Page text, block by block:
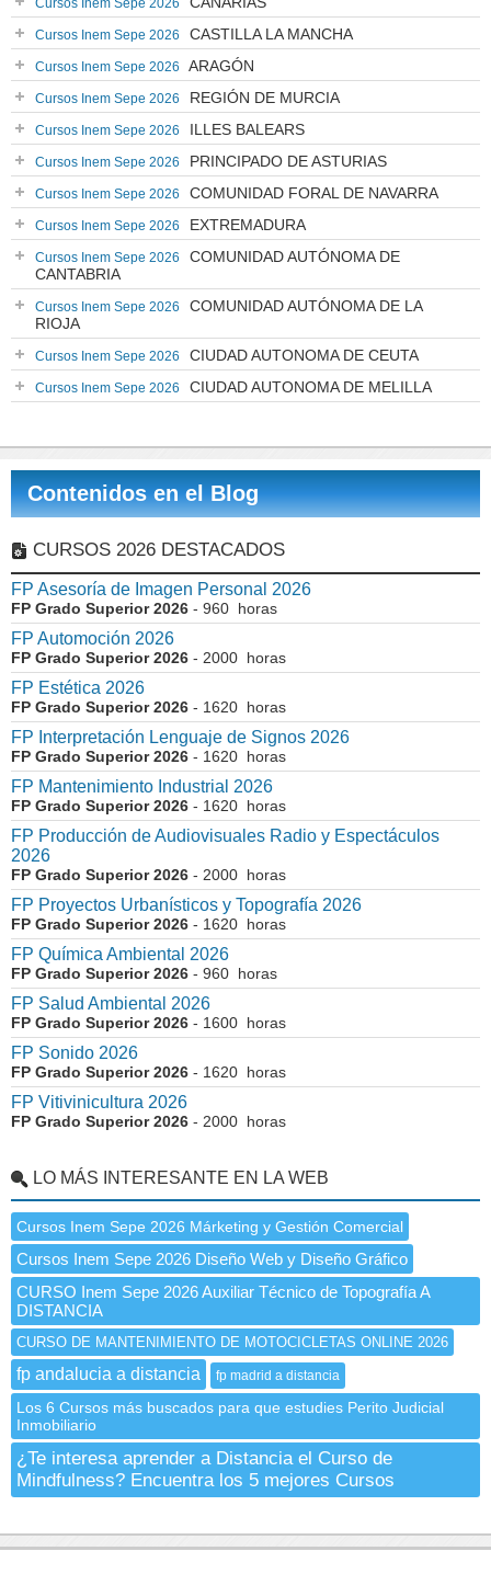
Cursos Inem Sepe 2026
Cursos Inem Sepe 2026 CASTILLA LA MANCHA
Cursos Inem Sepe 2026 ARAGÓN
Cursos Inem Sepe 2026 REGIÓN DE MURCIA
Cursos Inem Sepe 2026 ILLES BALEARS
Cursos Inem Sepe 2026 PRINCIPADO DE ASTURIAS
Cursos Inem Sepe 2026 COMUNIDAD FORAL DE NAVARRA
Cursos Inem Sepe 2026 EXTREMADURA
Cursos Inem Sepe 2026
COMUNIDAD AUTÓNOMA DE
CANTABRIA
Cursos Inem Sepe 2026
COMUNIDAD AUTÓNOMA DE LA
RIOJA
Cursos Inem Sepe 2026 CIUDAD AUTONOMA DE CEUTA
Cursos Inem Sepe 2026 CIUDAD AUTONOMA DE MELILLA
Contenidos en el Blog
CURSOS 2026 DESTACADOS
FP Asesoría de Imagen Personal 2026
FP Grado Superior 2026 - 960 horas
FP Automoción 2026
FP Grado Superior 2026 - 2000 horas
FP Estética 2026
FP Grado Superior 2026 - 1620 horas
FP Interpretación Lenguaje de Signos 2026
FP Grado Superior 2026 - 1620 horas
FP Mantenimiento Industrial 2026
FP Grado Superior 2026 - 1620 horas
FP Producción de Audiovisuales Radio y Espectáculos
2026
FP Grado Superior 2026 - 2000 horas
FP Proyectos Urbanísticos y Topografía 2026
FP Grado Superior 2026 - 1620 horas
FP Química Ambiental 2026
FP Grado Superior 2026 - 960 horas
FP Salud Ambiental 2026
FP Grado Superior 2026 - 1600 horas
FP Sonido 2026
FP Grado Superior 2026 - 1620 horas
FP Vitivinicultura 2026
FP Grado Superior 2026 - 2000 horas
LO MÁS INTERESANTE EN LA WEB
Cursos Inem Sepe 2026 Márketing y Gestión Comercial
Cursos Inem Sepe 2026 Diseño Web y Diseño Gráfico
CURSO Inem Sepe 2026 Auxiliar Técnico de Topografía A
DISTANCIA
CURSO DE MANTENIMIENTO DE MOTOCICLETAS ONLINE 2026
fp andalucia a distancia fp madrid a distancia
Los 6 Cursos más buscados para que estudies Perito Judicial
Inmobiliario
¿Te interesa aprender a Distancia el Curso de
Mindfulness? Encuentra los 5 mejores Cursos